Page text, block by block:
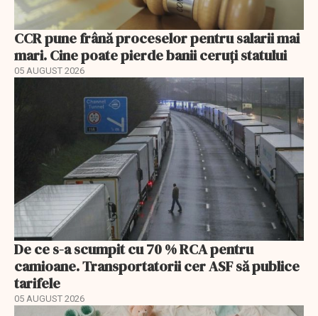
CCR pune frână proceselor pentru salarii mai
mari. Cine poate pierde banii ceruți statului
05 AUGUST 2026
De ce s-a scumpit cu 70 % RCA pentru
camioane. Transportatorii cer ASF să publice
tarifele
05 AUGUST 2026